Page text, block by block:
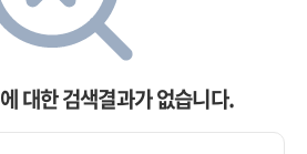
에 대한 검색결과가 없습니다.